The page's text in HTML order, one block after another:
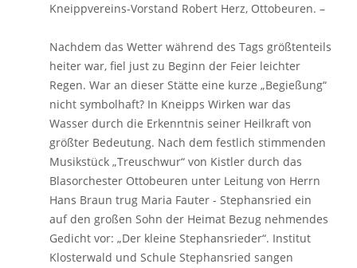
Kneippvereins-Vorstand Robert Herz, Ottobeuren. –
Nachdem das Wetter während des Tags größtenteils
heiter war, fiel just zu Beginn der Feier leichter
Regen. War an dieser Stätte eine kurze „Begießung“
nicht symbolhaft? In Kneipps Wirken war das
Wasser durch die Erkenntnis seiner Heilkraft von
größter Bedeutung. Nach dem festlich stimmenden
Musikstück „Treuschwur“ von Kistler durch das
Blasorchester Ottobeuren unter Leitung von Herrn
Hans Braun trug Maria Fauter - Stephansried ein
auf den großen Sohn der Heimat Bezug nehmendes
Gedicht vor: „Der kleine Stephansrieder“. Institut
Klosterwald und Schule Stephansried sangen